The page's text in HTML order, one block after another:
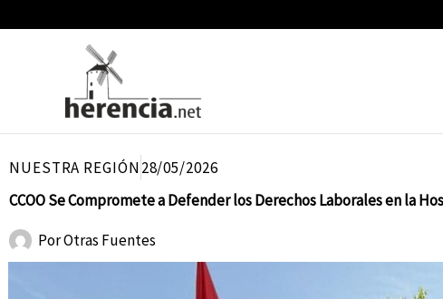
NUESTRA REGIÓN28/05/2026
CCOO Se Compromete a Defender los Derechos Laborales en la
PorOtras Fuentes